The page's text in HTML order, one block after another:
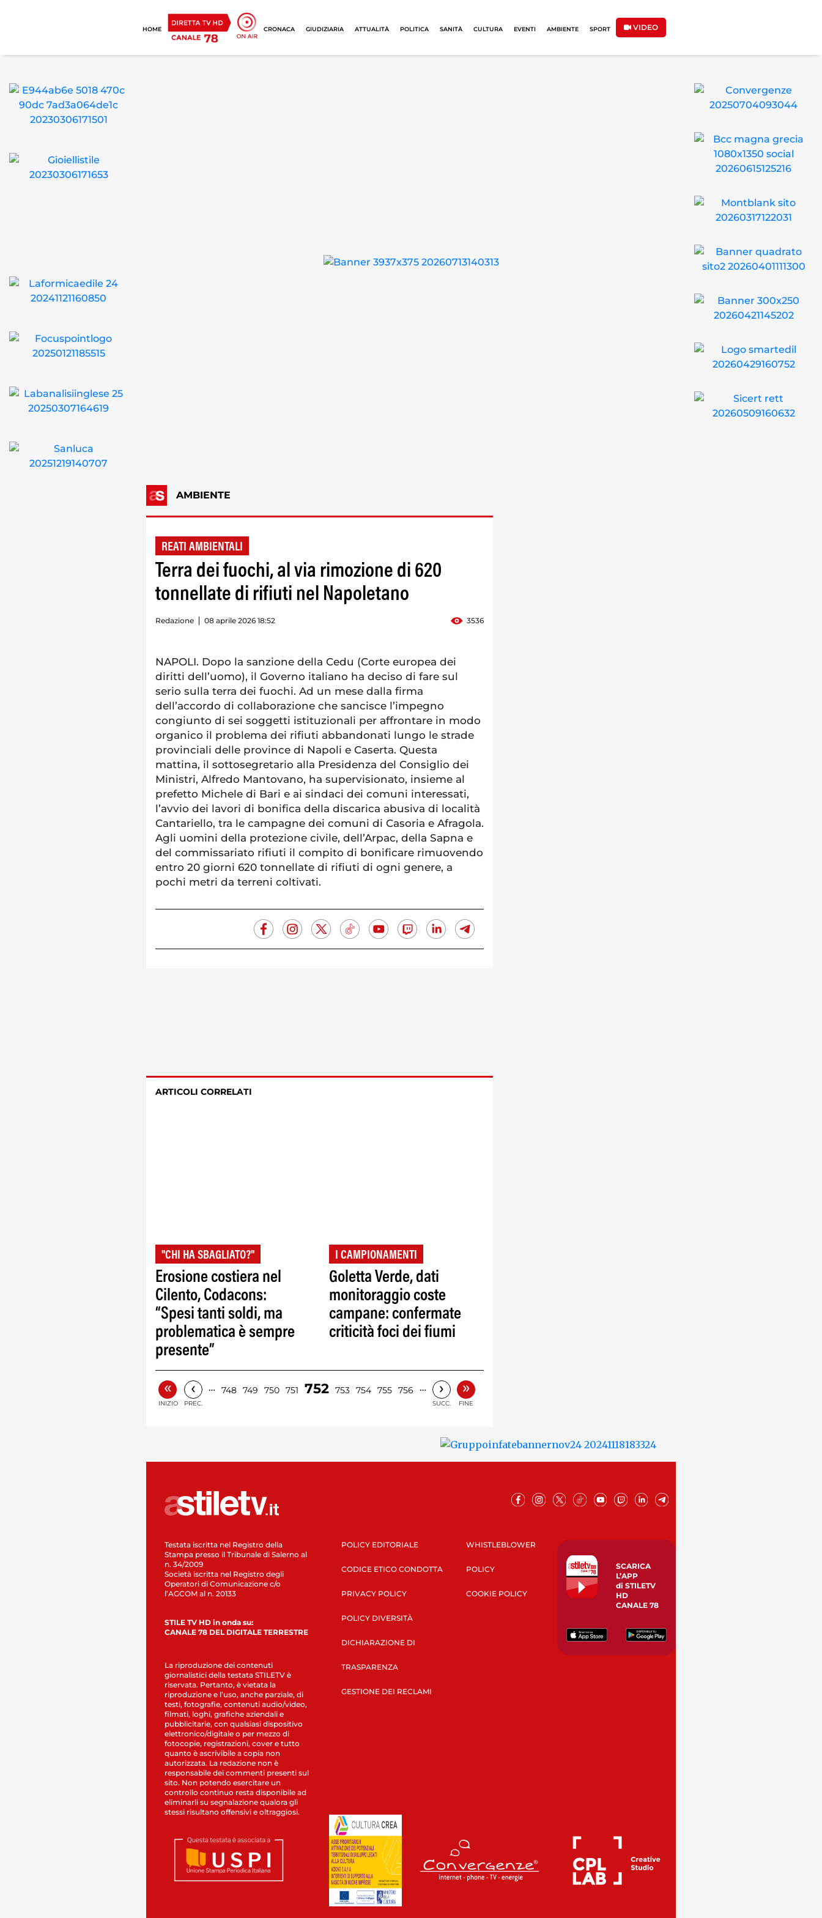
HOME CRONACA GIUDIZIARIA ATTUALITÀ POLITICA SANITÀ CULTURA EVENTI AMBIENTE SPORT VIDEO
AMBIENTE
REATI AMBIENTALI
Terra dei fuochi, al via rimozione di 620
tonnellate di rifiuti nel Napoletano
Redazione 08 aprile 2026 18:52 3536
NAPOLI. Dopo la sanzione della Cedu (Corte europea dei
diritti dell’uomo), il Governo italiano ha deciso di fare sul
serio sulla terra dei fuochi. Ad un mese dalla firma
dell’accordo di collaborazione che sancisce l’impegno
congiunto di sei soggetti istituzionali per affrontare in modo
organico il problema dei rifiuti abbandonati lungo le strade
provinciali delle province di Napoli e Caserta. Questa
mattina, il sottosegretario alla Presidenza del Consiglio dei
Ministri, Alfredo Mantovano, ha supervisionato, insieme al
prefetto Michele di Bari e ai sindaci dei comuni interessati,
l’avvio dei lavori di bonifica della discarica abusiva di località
Cantariello, tra le campagne dei comuni di Casoria e Afragola.
Agli uomini della protezione civile, dell’Arpac, della Sapna e
del commissariato rifiuti il compito di bonificare rimuovendo
entro 20 giorni 620 tonnellate di rifiuti di ogni genere, a
pochi metri da terreni coltivati.
ARTICOLI CORRELATI
"CHI HA SBAGLIATO?"
Erosione costiera nel
Cilento, Codacons:
“Spesi tanti soldi, ma
problematica è sempre
presente”
I CAMPIONAMENTI
Goletta Verde, dati
monitoraggio coste
campane: confermate
criticità foci dei fiumi
«
INIZIO
‹
PREC.
… 748 749 750 751 752 753 754 755 756 … ›
SUCC.
»
FINE
Testata iscritta nel Registro della
Stampa presso il Tribunale di Salerno al
n. 34/2009
Società iscritta nel Registro degli
Operatori di Comunicazione c/o
l’AGCOM al n. 20133
STILE TV HD in onda su:
CANALE 78 DEL DIGITALE TERRESTRE
La riproduzione dei contenuti
giornalistici della testata STILETV è
riservata. Pertanto, è vietata la
riproduzione e l’uso, anche parziale, di
testi, fotografie, contenuti audio/video,
filmati, loghi, grafiche aziendali e
pubblicitarie, con qualsiasi dispositivo
elettronico/digitale o per mezzo di
fotocopie, registrazioni, cover e tutto
quanto è ascrivibile a copia non
autorizzata. La redazione non è
responsabile dei commenti presenti sul
sito. Non potendo esercitare un
controllo continuo resta disponibile ad
eliminarli su segnalazione qualora gli
stessi risultano offensivi e oltraggiosi.
POLICY EDITORIALE
CODICE ETICO CONDOTTA
PRIVACY POLICY
POLICY DIVERSITÀ
DICHIARAZIONE DI
TRASPARENZA
GESTIONE DEI RECLAMI
WHISTLEBLOWER
POLICY
COOKIE POLICY
SCARICA
L’APP
di STILETV
HD
CANALE 78